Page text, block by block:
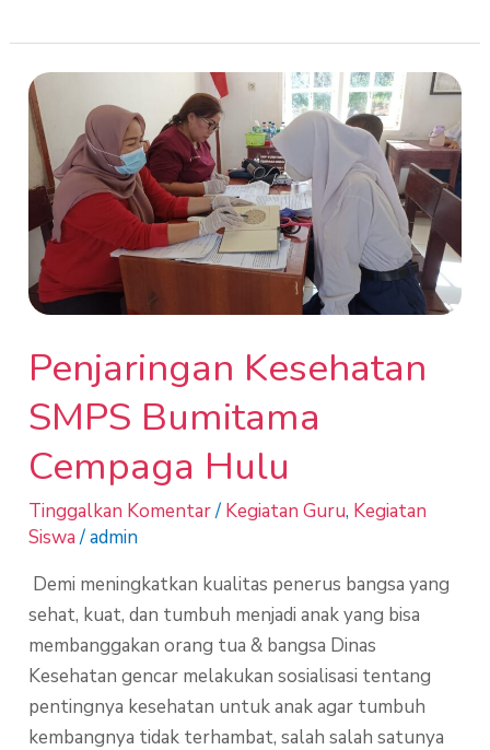
Penjaringan Kesehatan
SMPS Bumitama
Cempaga Hulu
Tinggalkan Komentar/ Kegiatan Guru, Kegiatan
Siswa/admin
Demi meningkatkan kualitas penerus bangsa yang
sehat, kuat, dan tumbuh menjadi anak yang bisa
membanggakan orang tua & bangsa Dinas
Kesehatan gencar melakukan sosialisasi tentang
pentingnya kesehatan untuk anak agar tumbuh
kembangnya tidak terhambat, salah salah satunya
Penjaringan
Kesehatan
SMPS
Bumitama
Cempaga
Hulu